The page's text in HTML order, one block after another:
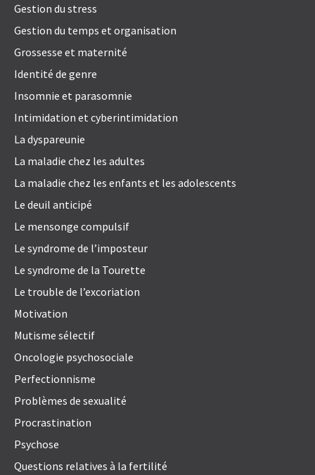
Gestion du stress
Gestion du temps et organisation
Grossesse et maternité
Identité de genre
Insomnie et parasomnie
Intimidation et cyberintimidation
La dyspareunie
La maladie chez les adultes
La maladie chez les enfants et les adolescents
Le deuil anticipé
Le mensonge compulsif
Le syndrome de l’imposteur
Le syndrome de la Tourette
Le trouble de l’excoriation
Motivation
Mutisme sélectif
Oncologie psychosociale
Perfectionnisme
Problèmes de sexualité
Procrastination
Psychose
Questions relatives à la fertilité